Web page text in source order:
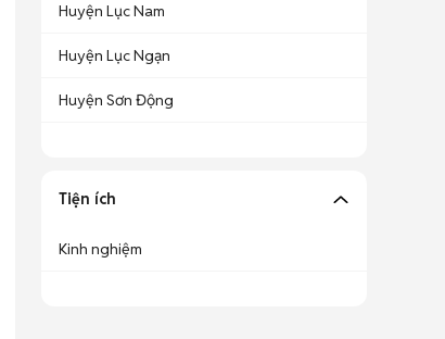
Huyện Lục Nam
Huyện Lục Ngạn
Huyện Sơn Động
Tiện ích
Kinh nghiệm